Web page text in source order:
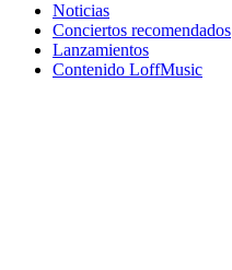
Noticias
Conciertos recomendados
Lanzamientos
Contenido LoffMusic